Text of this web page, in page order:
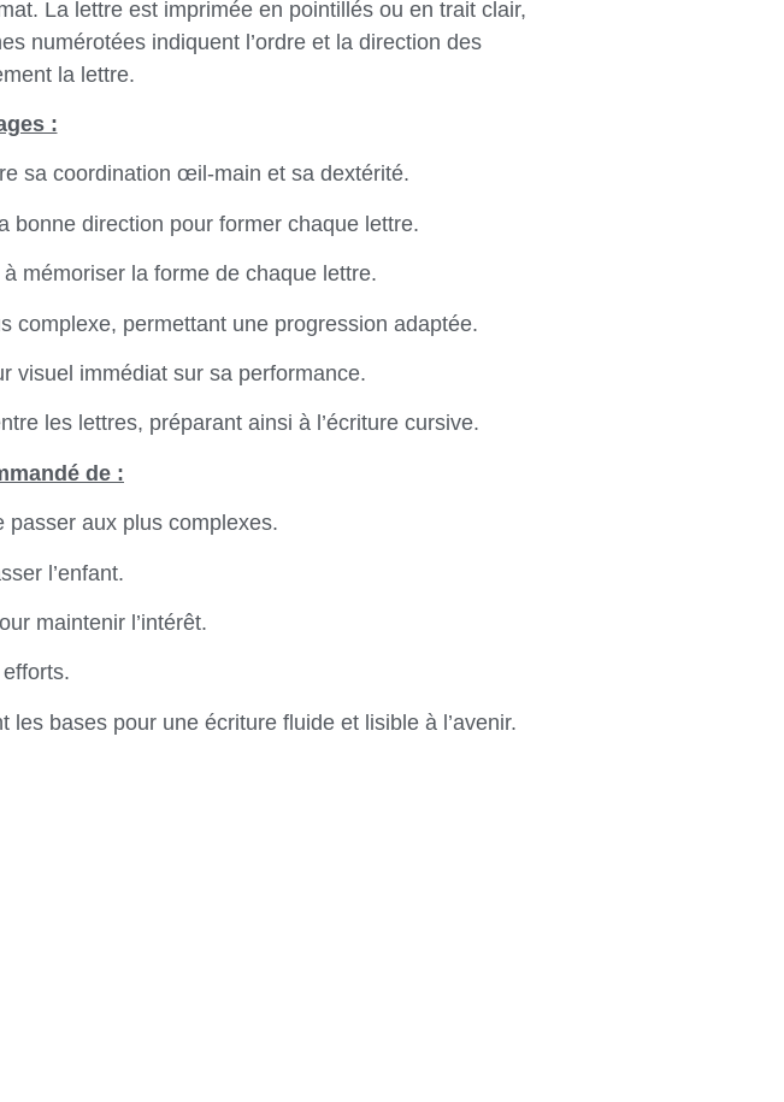
La lettre est imprimée en pointillés ou en trait clair,
numérotées indiquent l’ordre et la direction des
la lettre.
:
sa coordination œil-main et sa dextérité.
bonne direction pour former chaque lettre.
mémoriser la forme de chaque lettre.
complexe, permettant une progression adaptée.
visuel immédiat sur sa performance.
les lettres, préparant ainsi à l’écriture cursive.
de :
passer aux plus complexes.
l’enfant.
maintenir l’intérêt.
bases pour une écriture fluide et lisible à l’avenir.